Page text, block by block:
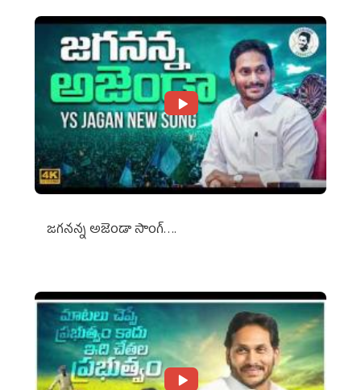
జగనన్న అజెండా సాంగ్….